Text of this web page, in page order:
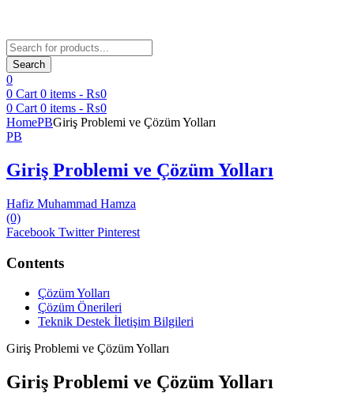
Products
search
Search
0
0 Cart 0 items - ₨0
0 Cart 0 items - ₨0
HomePBGiriş Problemi ve Çözüm Yolları
PB
Giriş Problemi ve Çözüm Yolları
Hafiz Muhammad Hamza
(0)
Facebook Twitter Pinterest
Contents
Çözüm Yolları
Çözüm Önerileri
Teknik Destek İletişim Bilgileri
Giriş Problemi ve Çözüm Yolları
Giriş Problemi ve Çözüm Yolları